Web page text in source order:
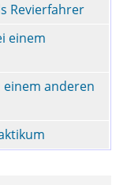
Revierfahrer
einem
anderen